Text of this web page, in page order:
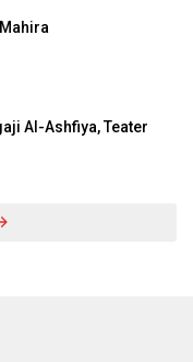
Al-Ashfiya, Teater